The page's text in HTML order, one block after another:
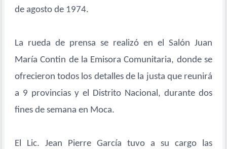
de agosto de 1974.
La rueda de prensa se realizó en el Salón Juan
María Contin de la Emisora Comunitaria, donde se
ofrecieron todos los detalles de la justa que reunirá
a 9 provincias y el Distrito Nacional, durante dos
fines de semana en Moca.
El Lic. Jean Pierre García tuvo a su cargo las